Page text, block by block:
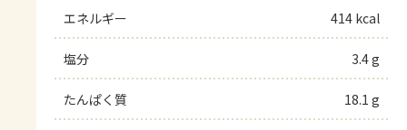
エネルギー 414 kcal
塩分 3.4 g
たんぱく質 18.1 g